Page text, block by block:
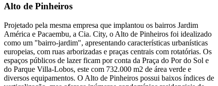
Alto de Pinheiros
Projetado pela mesma empresa que implantou os bairros Jardim
América e Pacaembu, a Cia. City, o Alto de Pinheiros foi idealizado
como um "bairro-jardim", apresentando características urbanísticas
europeias, com ruas arborizadas e praças centrais com rotatórias. Os
espaços públicos de lazer ficam por conta da Praça do Por do Sol e
do Parque Villa-Lobos, este com 732.000 m2 de área verde e
diversos equipamentos. O Alto de Pinheiros possui baixos índices de